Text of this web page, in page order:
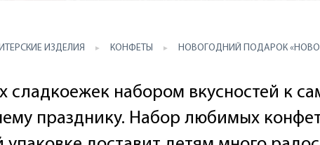
ИЗДЕЛИЯ КОНФЕТЫ НОВОГОДНИЙ ПОДАРОК
сладкоежек набором вкусностей к
празднику. Набор любимых